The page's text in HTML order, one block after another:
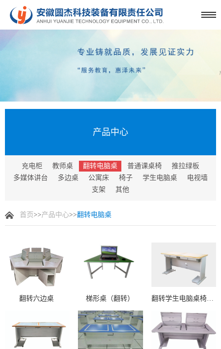
产品中心
充电柜 教师桌 翻转电脑桌 普通课桌椅
推拉绿板
多媒体讲台
多边桌 公寓床 椅子 学生电脑桌
电视墙
支架
其他
首页>>产品中心>>翻转电脑桌
翻转六边桌 梯形桌（翻转） 翻转学生电脑桌椅（塑钢结合）